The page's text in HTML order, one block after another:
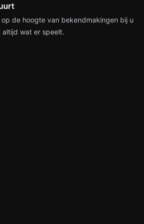
de hoogte van bekendmakingen bij u
wat er speelt.